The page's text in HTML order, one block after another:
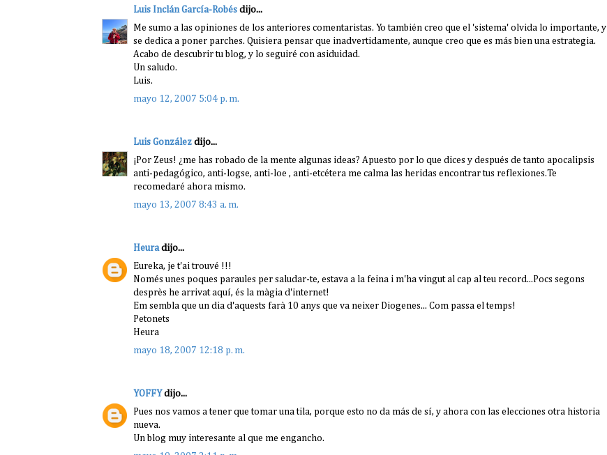
Luis Inclán García-Robés dijo...
Me sumo a las opiniones de los anteriores comentaristas. Yo también creo que el 'sistema' olvida lo importante, y
se dedica a poner parches. Quisiera pensar que inadvertidamente, aunque creo que es más bien una estrategia.
Acabo de descubrir tu blog, y lo seguiré con asiduidad.
Un saludo.
Luis.
mayo 12, 2007 5:04 p. m.
Luis González dijo...
¡Por Zeus! ¿me has robado de la mente algunas ideas? Apuesto por lo que dices y después de tanto apocalipsis
anti-pedagógico, anti-logse, anti-loe , anti-etcétera me calma las heridas encontrar tus reflexiones.Te
recomedaré ahora mismo.
mayo 13, 2007 8:43 a. m.
Heuradijo...
Eureka, je t'ai trouvé !!!
Només unes poques paraules per saludar-te, estava a la feina i m'ha vingut al cap al teu record...Pocs segons
desprès he arrivat aquí, és la màgia d'internet!
Em sembla que un dia d'aquests farà 10 anys que va neixer Diogenes... Com passa el temps!
Petonets
Heura
mayo 18, 2007 12:18 p. m.
YOFFY dijo...
Pues nos vamos a tener que tomar una tila, porque esto no da más de sí, y ahora con las elecciones otra historia
nueva.
Un blog muy interesante al que me engancho.